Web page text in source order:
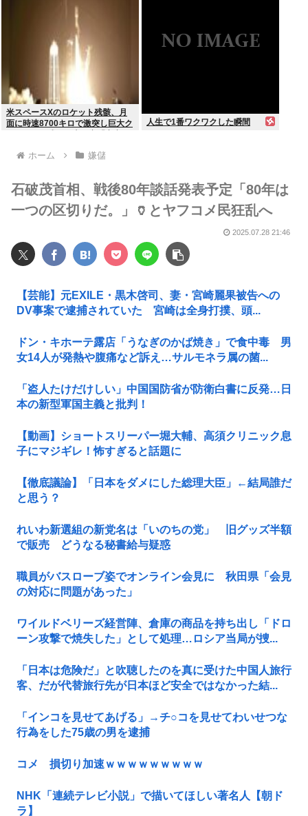
米スペースXのロケット残骸、月
面に時速8700キロで激突し巨大ク
人生で1番ワクワクした瞬間
ホーム 嫌儲
石破茂首相、戦後80年談話発表予定「80年は
一つの区切りだ。」🏺とヤフコメ民狂乱へ
2025.07.28 21:46
【芸能】元EXILE・黒木啓司、妻・宮崎麗果被告への
DV事案で逮捕されていた 宮崎は全身打撲、頭...
ドン・キホーテ露店「うなぎのかば焼き」で食中毒 男
女14人が発熱や腹痛など訴え…サルモネラ属の菌...
「盗人たけだけしい」中国国防省が防衛白書に反発…日
本の新型軍国主義と批判！
【動画】ショートスリーパー堀大輔、高須クリニック息
子にマジギレ！怖すぎると話題に
【徹底議論】「日本をダメにした総理大臣」←結局誰だ
と思う？
れいわ新選組の新党名は「いのちの党」 旧グッズ半額
で販売 どうなる秘書給与疑惑
職員がバスローブ姿でオンライン会見に 秋田県「会見
の対応に問題があった」
ワイルドベリーズ経営陣、倉庫の商品を持ち出し「ドロ
ーン攻撃で焼失した」として処理…ロシア当局が捜...
「日本は危険だ」と吹聴したのを真に受けた中国人旅行
客、だが代替旅行先が日本ほど安全ではなかった結...
「インコを見せてあげる」→チ○コを見せてわいせつな
行為をした75歳の男を逮捕
コメ 損切り加速ｗｗｗｗｗｗｗｗｗ
NHK「連続テレビ小説」で描いてほしい著名人【朝ド
ラ】